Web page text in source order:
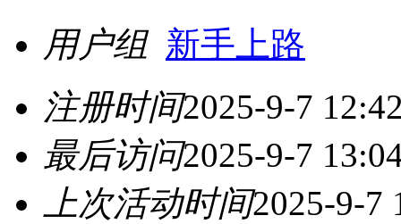
用户组 新手上路
注册时间2025-9-7
最后访问2025-9-7
上次活动时间2025-9-7